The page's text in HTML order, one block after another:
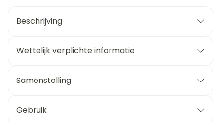
Beschrijving
Wettelijk verplichte informatie
Samenstelling
Gebruik